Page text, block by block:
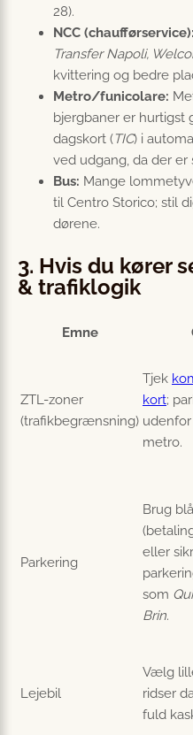
28).
NCC (chaufførservice):
Transfer Napoli,
kvittering og bedre
Metro/funicolare:
bjergbaner er hurtigst
dagskort (TIC) i
ved udgang, da der er
Bus: Mange
til Centro Storico; stil
dørene.
3. Hvis du kører
& trafiklogik
Emne
ZTL-zoner
(trafikbegrænsning)
Tjek
kort;
metro.
Parkering
Brug
eller
som
Brin.
Lejebil
Vælg
ridser
fuld